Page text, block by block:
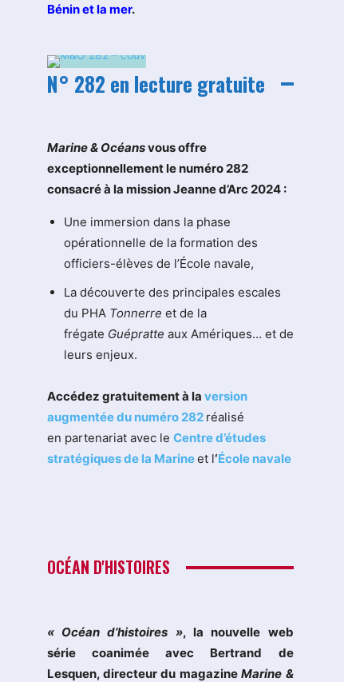
Bénin et la mer.
N° 282 en lecture gratuite
Marine & Océansvous offre
exceptionnellement le numéro 282
consacré à la mission Jeanne d’Arc 2024 :
Une immersion dans la phase
opérationnelle de la formation des
officiers-élèves de l’École navale,
La découverte des principales escales
du PHA Tonnerre et de la
frégate Guépratte aux Amériques… et de
leurs enjeux.
Accédez gratuitement à la version
augmentée du numéro 282 réalisé
en partenariat avec le Centre d’études
stratégiques de la Marineet l‘École navale
OCÉAN D'HISTOIRES
« Océan d’histoires », la nouvelle web
série coanimée avec Bertrand de
Lesquen, directeur du magazineMarine &